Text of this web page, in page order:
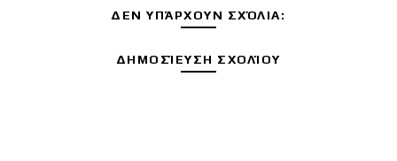
ΔΕΝ ΥΠΆΡΧΟΥΝ ΣΧΌΛΙΑ:
ΔΗΜΟΣΊΕΥΣΗ ΣΧΟΛΊΟΥ